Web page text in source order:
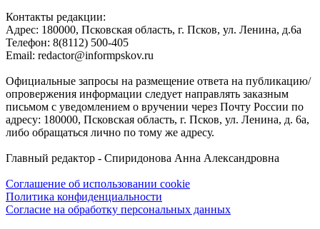
Контакты редакции:
Адреc: 180000, Псковская область, г. Псков, ул. Ленина, д.6а
Телефон: 8(8112) 500-405
Email: redactor@informpskov.ru
Официальные запросы на размещение ответа на публикацию/
опровержения информации следует направлять заказным
письмом с уведомлением о вручении через Почту России по
адресу: 180000, Псковская область, г. Псков, ул. Ленина, д. 6а,
либо обращаться лично по тому же адресу.
Главный редактор - Спиридонова Анна Александровна
Соглашение об использовании cookie
Политика конфиденциальности
Согласие на обработку персональных данных